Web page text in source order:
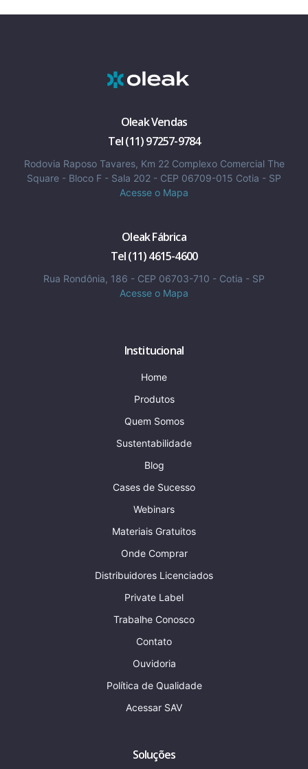
Oleak Vendas
Tel (11) 97257-9784
Rodovia Raposo Tavares, Km 22 Complexo Comercial The
Square - Bloco F - Sala 202 - CEP 06709-015 Cotia - SP
Acesse o Mapa
Oleak Fábrica
Tel (11) 4615-4600
Rua Rondônia, 186 - CEP 06703-710 - Cotia - SP
Acesse o Mapa
Institucional
Home
Produtos
Quem Somos
Sustentabilidade
Blog
Cases de Sucesso
Webinars
Materiais Gratuitos
Onde Comprar
Distribuidores Licenciados
Private Label
Trabalhe Conosco
Contato
Ouvidoria
Política de Qualidade
Acessar SAV
Soluções